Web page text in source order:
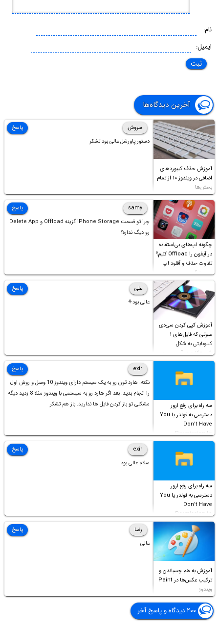
نام:
ایمیل:
آخرین دیدگاه‌ها
آموزش حذف کیبوردهای
اضافی در ویندوز ۱۰ از تمام
بخش‌ها
سروش
دستور پاورشل عالی بود تشکر
پاسخ
چگونه اپ‌های بی‌استفاده
در آیفون را Offload کنیم؟
تفاوت حذف و آفلود اپ
چیست؟
samy
چرا تو قسمت iPhone Storage گزینه Offload و Delete App
رو دیگ نداره؟
پاسخ
آموزش کپی کردن سی‌دی
صوتی که فایل‌های ۱
کیلوبایتی به شکل
شورت‌کات در آن موجود
است!
علی
عالی بود⚘
پاسخ
سه راه برای رفع ارور
دسترسی به فولدر یا You
Don’t Have
Permission to
Access this folder
exir
نکته: هارد تون رو به یک سیستم دارای ویندوز 10 وصل و روش اول
را انجام بدید. بعد اگر هارد رو به سیستمی با ویندوز مثلا 8 زدید دیگه
مشکلی تو باز کردن فایل ها ندارید. باز هم تشکر
پاسخ
سه راه برای رفع ارور
دسترسی به فولدر یا You
Don’t Have
Permission to
Access this folder
exir
سلام عالی بود.
پاسخ
آموزش به هم چسباندن و
ترکیب عکس‌ها در Paint
ویندوز
رضا
عالی
پاسخ
۲۰۰ دیدگاه و پاسخ آخر